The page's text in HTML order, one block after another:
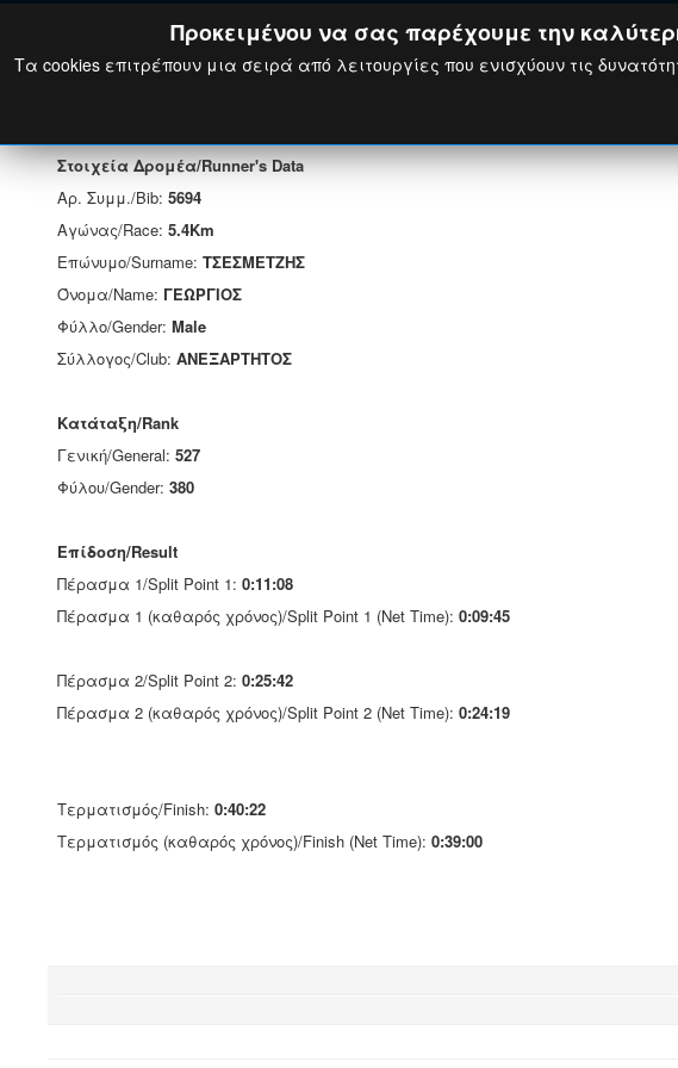
Στοιχεία Δρομέα/Runner's Data
Αρ. Συμμ./Bib: 5694
Αγώνας/Race: 5.4Km
Επώνυμο/Surname: ΤΣΕΣΜΕΤΖΗΣ
Όνομα/Name: ΓΕΩΡΓΙΟΣ
Φύλλο/Gender: Male
Σύλλογος/Club: ΑΝΕΞΑΡΤΗΤΟΣ
Κατάταξη/Rank
Γενική/General: 527
Φύλου/Gender: 380
Επίδοση/Result
Πέρασμα 1/Split Point 1: 0:11:08
Πέρασμα 1 (καθαρός χρόνος)/Split Point 1 (Net Time): 0:09:45
Πέρασμα 2/Split Point 2: 0:25:42
Πέρασμα 2 (καθαρός χρόνος)/Split Point 2 (Net Time): 0:24:19
Τερματισμός/Finish: 0:40:22
Τερματισμός (καθαρός χρόνος)/Finish (Net Time): 0:39:00
Προκειμένου να σας παρέχουμε την
Τα cookies επιτρέπουν μια σειρά από λειτουργίες που ενισχύουν τις